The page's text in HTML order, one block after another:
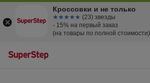
Кроссовки и не только
☆☆☆☆☆
★★★★★ (23) звезды
- 15% на первый заказ
(на товары по полной стоимости)